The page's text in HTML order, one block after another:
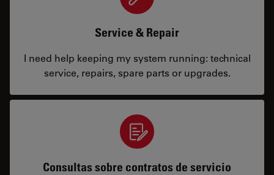
Service & Repair
I need help keeping my system running: technical
service, repairs, spare parts or upgrades.
Consultas sobre contratos de servicio